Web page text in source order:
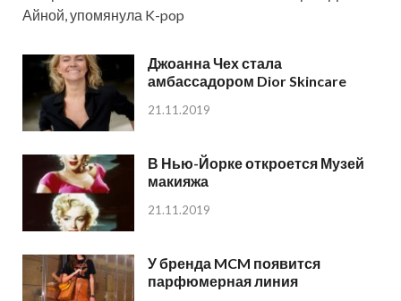
Айной, упомянула K-pop
Джоанна Чех стала
амбассадором Dior Skincare
21.11.2019
В Нью-Йорке откроется Музей
макияжа
21.11.2019
У бренда MCM появится
парфюмерная линия